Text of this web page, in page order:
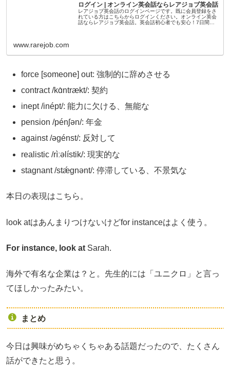
ログイン | オンライン英会話ならレアジョブ英会話
レアジョブ英会話のログインページです。既に会員登録をさ
れている方はこちらからログインください。オンライン英会
話ならレアジョブ英会話。英会話初心者でも安心！7日間の
www.rarejob.com
force [someone] out: 強制的に辞めさせる
contract /kɑ̀ntrækt/: 契約
inept /inépt/: 能力に欠ける、無能な
pension /pénʃən/: 年金
against /əgénst/: 反対して
realistic /rìːəlístik/: 現実的な
stagnant /stǽgnənt/: 停滞している、不景気な
本日の表現はこちら。
look atはあんまりつけないけどfor instanceはよく使う。
For instance, look at Sarah.
海外で有名な企業は？と。先生的には「ユニクロ」と言っ
てほしかったみたい。
まとめ
今日は興味がめちゃくちゃある話題だったので、たくさん
話ができたと思う。